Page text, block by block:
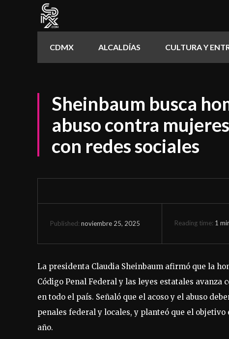
CDMX ALCALDÍAS CULTURA Y
Sheinbaum busca
abuso contra
con redes sociales
Published: noviembre 25, 2025 Reading time: 1
La presidenta Claudia Sheinbaum afirmó que la
Código Penal Federal y las leyes estatales
en todo el país. Señaló que el acoso y el abuso
penales federal y locales, y planteó que el
año.